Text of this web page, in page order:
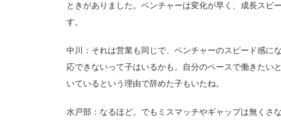
ときがありました。ベンチャーは変化が早く、成長スピ
す。
中川：それは営業も同じで、ベンチャーのスピード感に
応できないって子はいるかも。自分のペースで働きたい
いているという理由で辞めた子もいたね。
水戸部：なるほど。でもミスマッチやギャップは無くさ